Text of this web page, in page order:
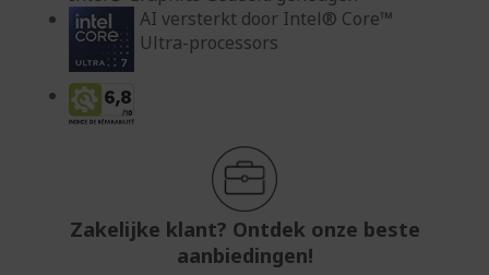
AI versterkt door Intel® Core™
Ultra-processors
Zakelijke klant? Ontdek onze beste
aanbiedingen!